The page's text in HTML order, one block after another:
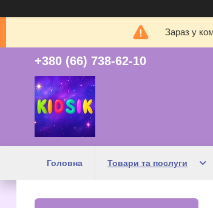
Зараз у
+380 (66) 738-62-10
Головна Товари та послуги